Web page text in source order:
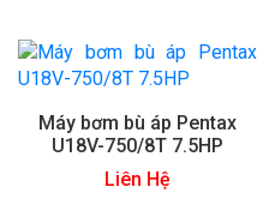
Máy bơm bù áp Pentax
U18V-750/8T 7.5HP
Liên Hệ